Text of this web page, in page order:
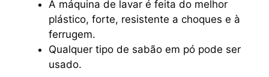
A máquina de lavar é feita do melhor
plástico, forte, resistente a choques e à
ferrugem.
Qualquer tipo de sabão em pó pode ser
usado.